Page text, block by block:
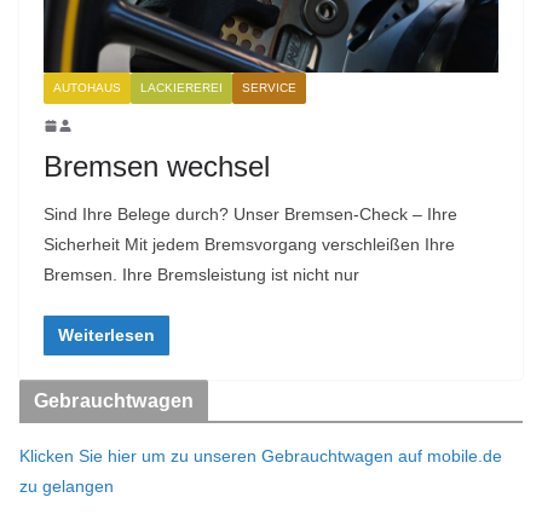
AUTOHAUS LACKIEREREI SERVICE
Bremsen wechsel
Sind Ihre Belege durch? Unser Bremsen-Check – Ihre
Sicherheit Mit jedem Bremsvorgang verschleißen Ihre
Bremsen. Ihre Bremsleistung ist nicht nur
Weiterlesen
Gebrauchtwagen
Klicken Sie hier um zu unseren Gebrauchtwagen auf mobile.de
zu gelangen